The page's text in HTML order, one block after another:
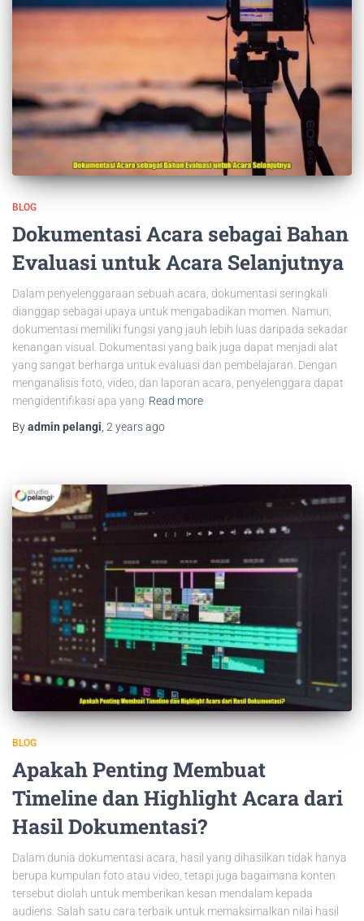
BLOG
Dokumentasi Acara sebagai Bahan
Evaluasi untuk Acara Selanjutnya
Dalam penyelenggaraan sebuah acara, dokumentasi seringkali
dianggap sebagai upaya untuk mengabadikan momen. Namun,
dokumentasi memiliki fungsi yang jauh lebih luas daripada sekadar
kenangan visual. Dokumentasi yang baik juga dapat menjadi alat
yang sangat berharga untuk evaluasi dan pembelajaran. Dengan
menganalisis foto, video, dan laporan acara, penyelenggara dapat
mengidentifikasi apa yang Read more
Byadmin pelangi, 2 yearsago
BLOG
Apakah Penting Membuat
Timeline dan Highlight Acara dari
Hasil Dokumentasi?
Dalam dunia dokumentasi acara, hasil yang dihasilkan tidak hanya
berupa kumpulan foto atau video, tetapi juga bagaimana konten
tersebut diolah untuk memberikan kesan mendalam kepada
audiens. Salah satu cara terbaik untuk memaksimalkan nilai hasil